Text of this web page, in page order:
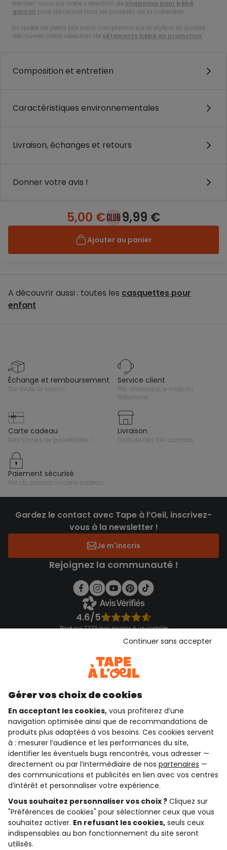
Rendez-vous sur notre collection de chapeaux pour bébé
garçon pour découvrir tous les produits de la collection.
En quête de petits prix sans compromis sur le style ni la qualité :
découvrez notre sélection devêtements bébé en promotion.
Composition et entretien
Caractéristiques environnementales
Livraison, échanges et retours
Donner votre avis !
5,00 € 9,99 €
Ajouter au panier
A découvrir aussi : toutes les casquettes pour
enfant
échange et remboursement
sur toute la saison
service client
par whatsapp, e-mail ou
téléphone
carte cadeau
des tonnes de possibilités !
livraison
gratuite dès 10€ d'achats
paiement sécurisé
par cb, paypal ou carte cadeau
Gardez le contact avec Tape à l’Oeil, inscrivez-
vous à la newsletter !
Je m'inscris
Rejoignez la communauté !
4.6/5
Basé sur 7 323 avis soumis à un contrôle
Consulter les CGU
qui sommes-nous ?
besoin d'aide ?
le club fidélité
notre catalogue
Conditions générales de ventes et d'utilisation
Conditions d’utilisation des réseaux sociaux
Gérer vos choix de cookies
En acceptant les cookies, vous profiterez d’une
navigation optimisée ainsi que de recommandations de
produits plus adaptées à vos besoins. Ces cookies servent
à : mesurer l’audience et les performances du site,
identifier les éventuels bugs rencontrés, vous adresser —
directement ou par l’intermédiaire de nos partenaires —
des communications et publicités en lien avec vos centres
d’intérêt et personnaliser votre expérience.
Vous souhaitez personnaliser vos choix ? Cliquez sur
"Préférences de cookies" pour sélectionner ceux que vous
souhaitez activer. En refusant les cookies, seuls ceux
indispensables au bon fonctionnement du site seront
utilisés.
Continuer sans accepter